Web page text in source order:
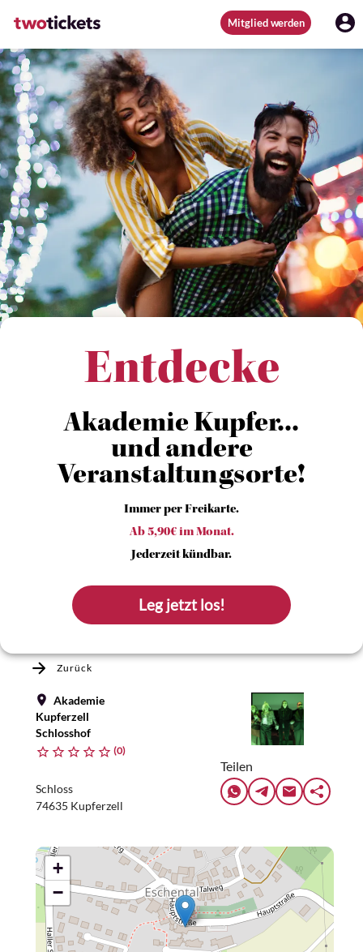
Mitglied werden
Entdecke
Akademie Kupfer...
und andere
Veranstaltungsorte!
Immer per Freikarte.
Ab 5,90€ im Monat.
Jederzeit kündbar.
Leg jetzt los!
Zurück
Akademie
Kupferzell
Schlosshof
(0)
Schloss
74635 Kupferzell
Teilen
+
−